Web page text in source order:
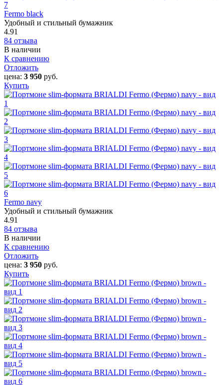
Fermo black
Удобный и стильный бумажник
4.91
84 отзыва
В наличии
К сравнению
Отложить
цена: 3 950 руб.
Купить
Fermo navy
Удобный и стильный бумажник
4.91
84 отзыва
В наличии
К сравнению
Отложить
цена: 3 950 руб.
Купить